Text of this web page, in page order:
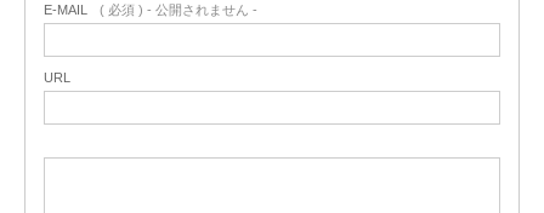
E-MAIL ( 必須 ) - 公開されません -
URL